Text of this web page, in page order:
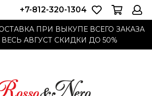
ПРИ ВЫКУПЕ ВСЕГО ЗАКАЗА
ВЕСЬ АВГУСТ СКИДКИ ДО 50%
+7-812-320-1304